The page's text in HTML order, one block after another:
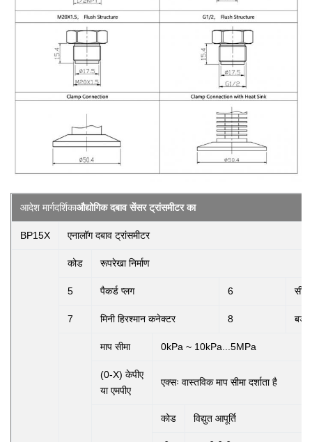
आदेश मार्गदर्शिकाऔद्योगिक दबाव सेंसर ट्रांसमीटर का
BP15X एनालॉग दबाव ट्रांसमीटर
कोड रूपरेखा निर्माण
5 पैकर्ड प्लग 6 सील
7 मिनी हिरश्मान कनेक्टर 8 बड़ा
माप सीमा 0kPa ~ 10kPa...5MPa
(0-X) केपीए
या एमपीए
एक्सः वास्तविक माप सीमा दर्शाता है
कोड विद्युत आपूर्ति